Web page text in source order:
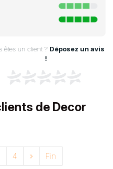
êtes un client ? Déposez un avis
!
de Decor
4 » Fin